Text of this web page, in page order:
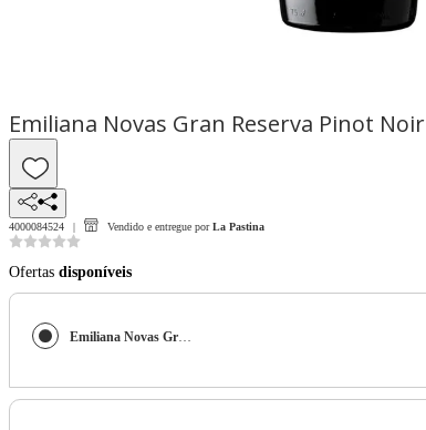
Emiliana Novas Gran Reserva Pinot Noir
4000084524 Vendido e entregue por La Pastina
Ofertas disponíveis
Emiliana Novas Gran Reserva Pinot Noir